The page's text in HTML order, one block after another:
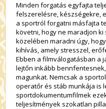
Minden forgatás egyfajta
felszerelésre, készségekre,
a sportról forgatni másfajta
követni, hogy ne maradjon
közelében maradni úgy,
kihívás, amely stresszel,
Ebben a filmválogatásban a
lejtőn inkább
magunkat. Nemcsak a
operatőr és stáb munkája is
sportdokumentumfilmek
teljesítmények szokatlan